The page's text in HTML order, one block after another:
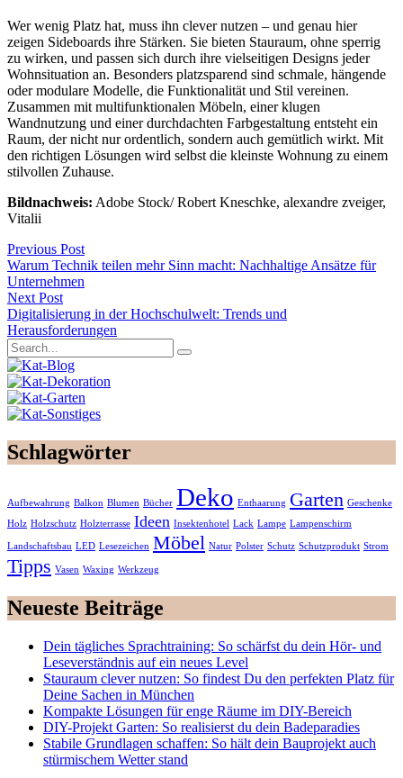
Wer wenig Platz hat, muss ihn clever nutzen – und genau hier
zeigen Sideboards ihre Stärken. Sie bieten Stauraum, ohne sperrig
zu wirken, und passen sich durch ihre vielseitigen Designs jeder
Wohnsituation an. Besonders platzsparend sind schmale, hängende
oder modulare Modelle, die Funktionalität und Stil vereinen.
Zusammen mit multifunktionalen Möbeln, einer klugen
Wandnutzung und einer durchdachten Farbgestaltung entsteht ein
Raum, der nicht nur ordentlich, sondern auch gemütlich wirkt. Mit
den richtigen Lösungen wird selbst die kleinste Wohnung zu einem
stilvollen Zuhause.
Bildnachweis: Adobe Stock/ Robert Kneschke, alexandre zveiger,
Vitalii
Previous Post
Warum Technik teilen mehr Sinn macht: Nachhaltige Ansätze für
Unternehmen
Next Post
Digitalisierung in der Hochschulwelt: Trends und
Herausforderungen
Schlagwörter
Aufbewahrung Balkon Blumen Bücher Deko Enthaarung Garten Geschenke
Holz Holzschutz Holzterrasse Ideen Insektenhotel Lack Lampe Lampenschirm
Landschaftsbau LED Lesezeichen Möbel Natur Polster Schutz Schutzprodukt Strom
Tipps Vasen Waxing Werkzeug
Neueste Beiträge
Dein tägliches Sprachtraining: So schärfst du dein Hör- und
Leseverständnis auf ein neues Level
Stauraum clever nutzen: So findest Du den perfekten Platz für
Deine Sachen in München
Kompakte Lösungen für enge Räume im DIY-Bereich
DIY-Projekt Garten: So realisierst du dein Badeparadies
Stabile Grundlagen schaffen: So hält dein Bauprojekt auch
stürmischem Wetter stand